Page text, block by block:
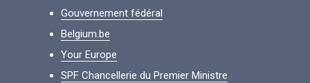
Gouvernement fédéral
Belgium.be
Your Europe
SPF Chancellerie du Premier Ministre